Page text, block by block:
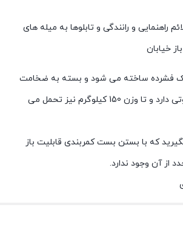
راهنمایی و رانندگی و تابلوها به میله های
خیابان
فشرده ساخته می شود و بسته به ضخامت
آن ها استحکام متفاوتی دارد و تا وزن 150 کیلوگرم نیز تحمل می
که با بستن بست کمربندی قابلیت باز
از آن وجود ندارد.